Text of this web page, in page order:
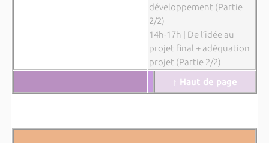
développement (Partie
2/2)
14h-17h | De l’idée au
projet final + adéquation
projet (Partie 2/2)
↑ Haut de page